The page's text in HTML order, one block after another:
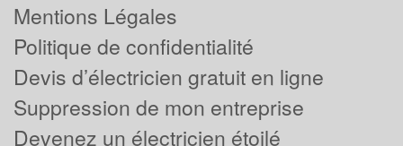
Mentions Légales
Politique de confidentialité
Devis d’électricien gratuit en ligne
Suppression de mon entreprise
Devenez un électricien étoilé